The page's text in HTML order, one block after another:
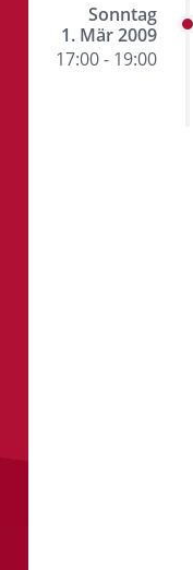
Sonntag
1. Mär 2009
17:00 - 19:00